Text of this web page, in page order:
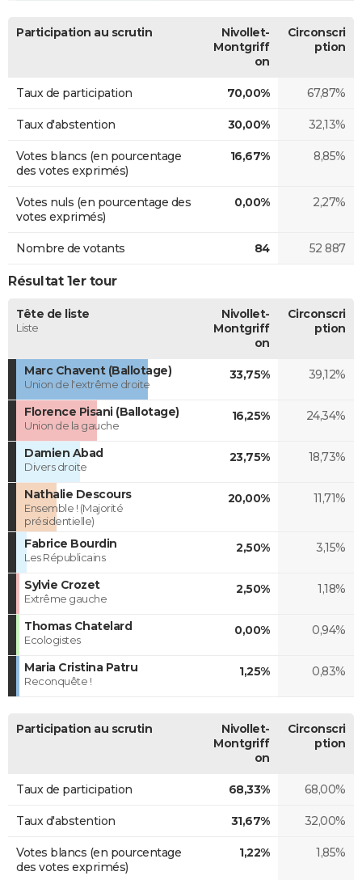
Participation au scrutin
Nivollet-
Montgriff
on
Circonscri
ption
Taux de participation 70,00% 67,87%
Taux d'abstention 30,00% 32,13%
Votes blancs (en pourcentage
des votes exprimés)
16,67% 8,85%
Votes nuls (en pourcentage des
votes exprimés)
0,00% 2,27%
Nombre de votants 84 52 887
Résultat 1er tour
Tête de liste
Liste
Nivollet-
Montgriff
on
Circonscri
ption
Marc Chavent (Ballotage)
Union de l'extrême droite
33,75% 39,12%
Florence Pisani (Ballotage)
Union de la gauche
16,25% 24,34%
Damien Abad
Divers droite
23,75% 18,73%
Nathalie Descours
Ensemble ! (Majorité
présidentielle)
20,00% 11,71%
Fabrice Bourdin
Les Républicains
2,50% 3,15%
Sylvie Crozet
Extrême gauche
2,50% 1,18%
Thomas Chatelard
Ecologistes
0,00% 0,94%
Maria Cristina Patru
Reconquête !
1,25% 0,83%
Participation au scrutin
Nivollet-
Montgriff
on
Circonscri
ption
Taux de participation 68,33% 68,00%
Taux d'abstention 31,67% 32,00%
Votes blancs (en pourcentage
des votes exprimés)
1,22% 1,85%